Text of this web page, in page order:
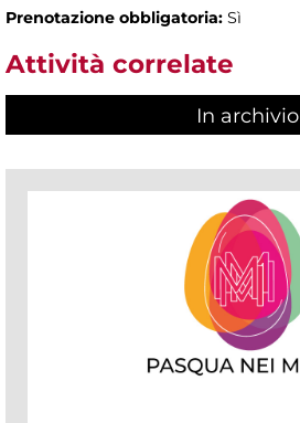
Prenotazione obbligatoria: Sì
Attività correlate
In archivio